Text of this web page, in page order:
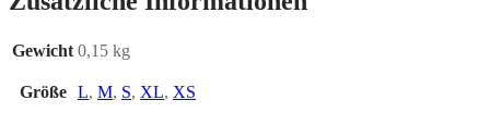
Gewicht 0,15 kg
Größe L, M, S, XL, XS